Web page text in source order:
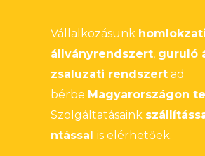
Vállalkozásunk homlokzati
állványrendszert, guruló
zsaluzati rendszert ad
bérbe Magyarországon
Szolgáltatásaink
ntással is elérhetőek.